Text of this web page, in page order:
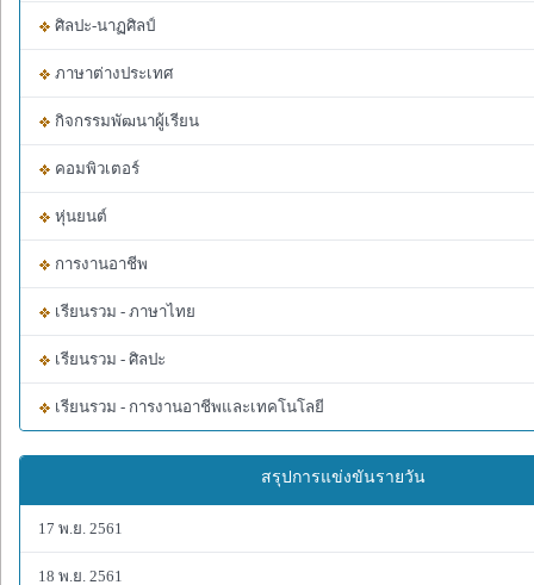
ศิลปะ-นาฏศิลป์
ภาษาต่างประเทศ
กิจกรรมพัฒนาผู้เรียน
คอมพิวเตอร์
หุ่นยนต์
การงานอาชีพ
เรียนรวม - ภาษาไทย
เรียนรวม - ศิลปะ
เรียนรวม - การงานอาชีพและเทคโนโลยี
สรุปการแข่งขันรายวัน
17 พ.ย. 2561
18 พ.ย. 2561